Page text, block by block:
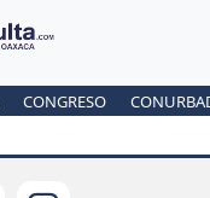
CONGRESO